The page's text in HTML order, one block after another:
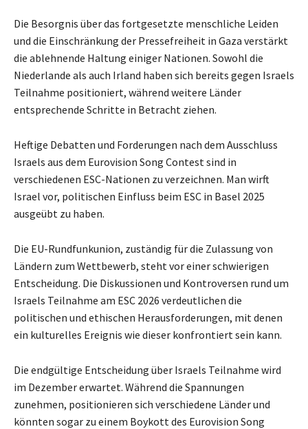
Die Besorgnis über das fortgesetzte menschliche Leiden
und die Einschränkung der Pressefreiheit in Gaza verstärkt
die ablehnende Haltung einiger Nationen. Sowohl die
Niederlande als auch Irland haben sich bereits gegen Israels
Teilnahme positioniert, während weitere Länder
entsprechende Schritte in Betracht ziehen.
Heftige Debatten und Forderungen nach dem Ausschluss
Israels aus dem Eurovision Song Contest sind in
verschiedenen ESC-Nationen zu verzeichnen. Man wirft
Israel vor, politischen Einfluss beim ESC in Basel 2025
ausgeübt zu haben.
Die EU-Rundfunkunion, zuständig für die Zulassung von
Ländern zum Wettbewerb, steht vor einer schwierigen
Entscheidung. Die Diskussionen und Kontroversen rund um
Israels Teilnahme am ESC 2026 verdeutlichen die
politischen und ethischen Herausforderungen, mit denen
ein kulturelles Ereignis wie dieser konfrontiert sein kann.
Die endgültige Entscheidung über Israels Teilnahme wird
im Dezember erwartet. Während die Spannungen
zunehmen, positionieren sich verschiedene Länder und
könnten sogar zu einem Boykott des Eurovision Song